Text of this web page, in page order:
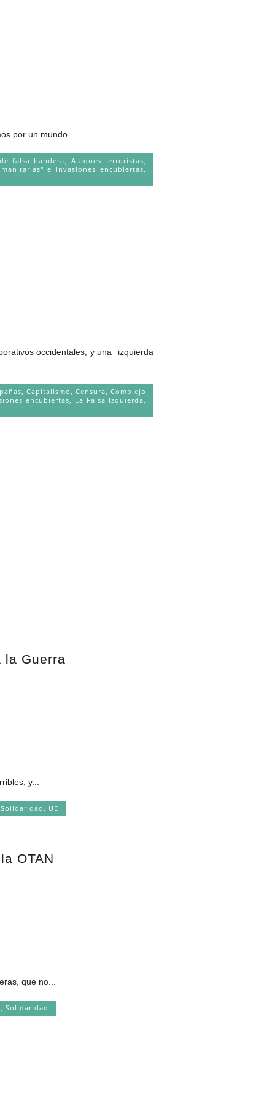
por un mundo...
falsa bandera, Ataques terroristas,
e invasiones encubiertas,
occidentales, y una izquierda
, Capitalismo, Censura, Complejo
encubiertas, La Falsa Izquierda,
la Guerra
y...
Solidaridad, UE
OTAN
que no...
,Solidaridad